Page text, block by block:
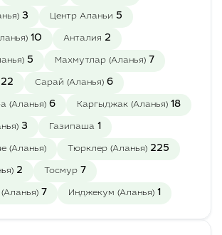
зоны для барбекю, детские
от любопытных глаз,
имеют собственный двор с
и садом.
подходят для семей с
3 Центр Аланьи 5
10 Анталия 2
5 Махмутлар (Аланья) 7
22 Сарай (Аланья) 6
(Аланья) 6 Каргыджак (Аланья) 18
3 Газипаша 1
(Аланья) Тюрклер (Аланья) 225
2 Тосмур 7
7 Инджекум (Аланья) 1